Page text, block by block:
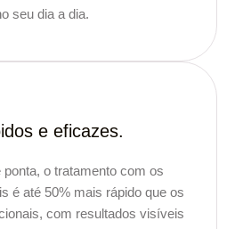
seu dia a dia.
e eficazes.
o tratamento com os
é até 50% mais rápido que os
com resultados visíveis